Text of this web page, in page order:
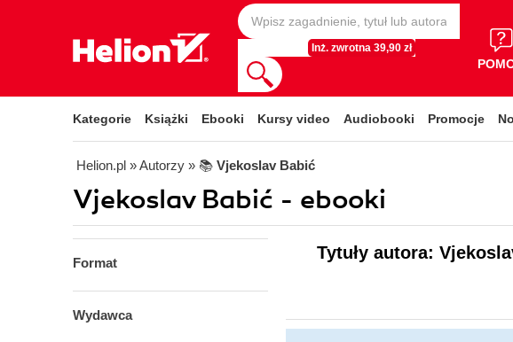
Inż. zwrotna 39,90 zł
Kategorie Książki Ebooki Kursy video Audiobooki Promocje
Helion.pl » Autorzy » 📚 Vjekoslav Babić
Vjekoslav Babić - ebooki
Format
Wydawca
Tytuły autora: